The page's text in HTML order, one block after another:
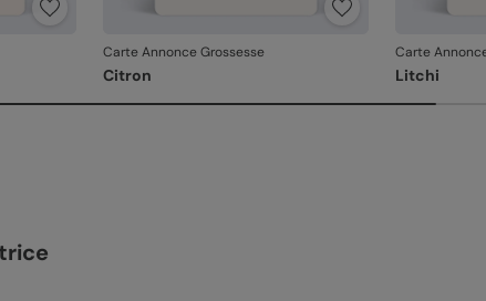
Carte Annonce Grossesse
Citron
Carte
Litchi